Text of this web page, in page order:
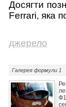
Досягти
Ferrari, яка
джерело
Галерея формули 1